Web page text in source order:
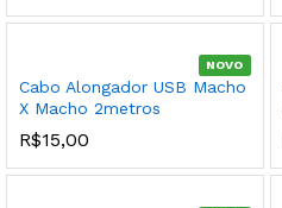
NOVO
Cabo Alongador USB Macho
X Macho 2metros
R$15,00